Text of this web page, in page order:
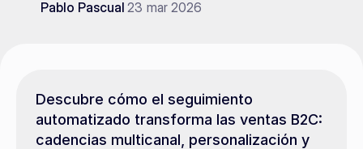
Pablo Pascual 23 mar 2026
Descubre cómo el seguimiento
automatizado transforma las ventas B2C:
cadencias multicanal, personalización y